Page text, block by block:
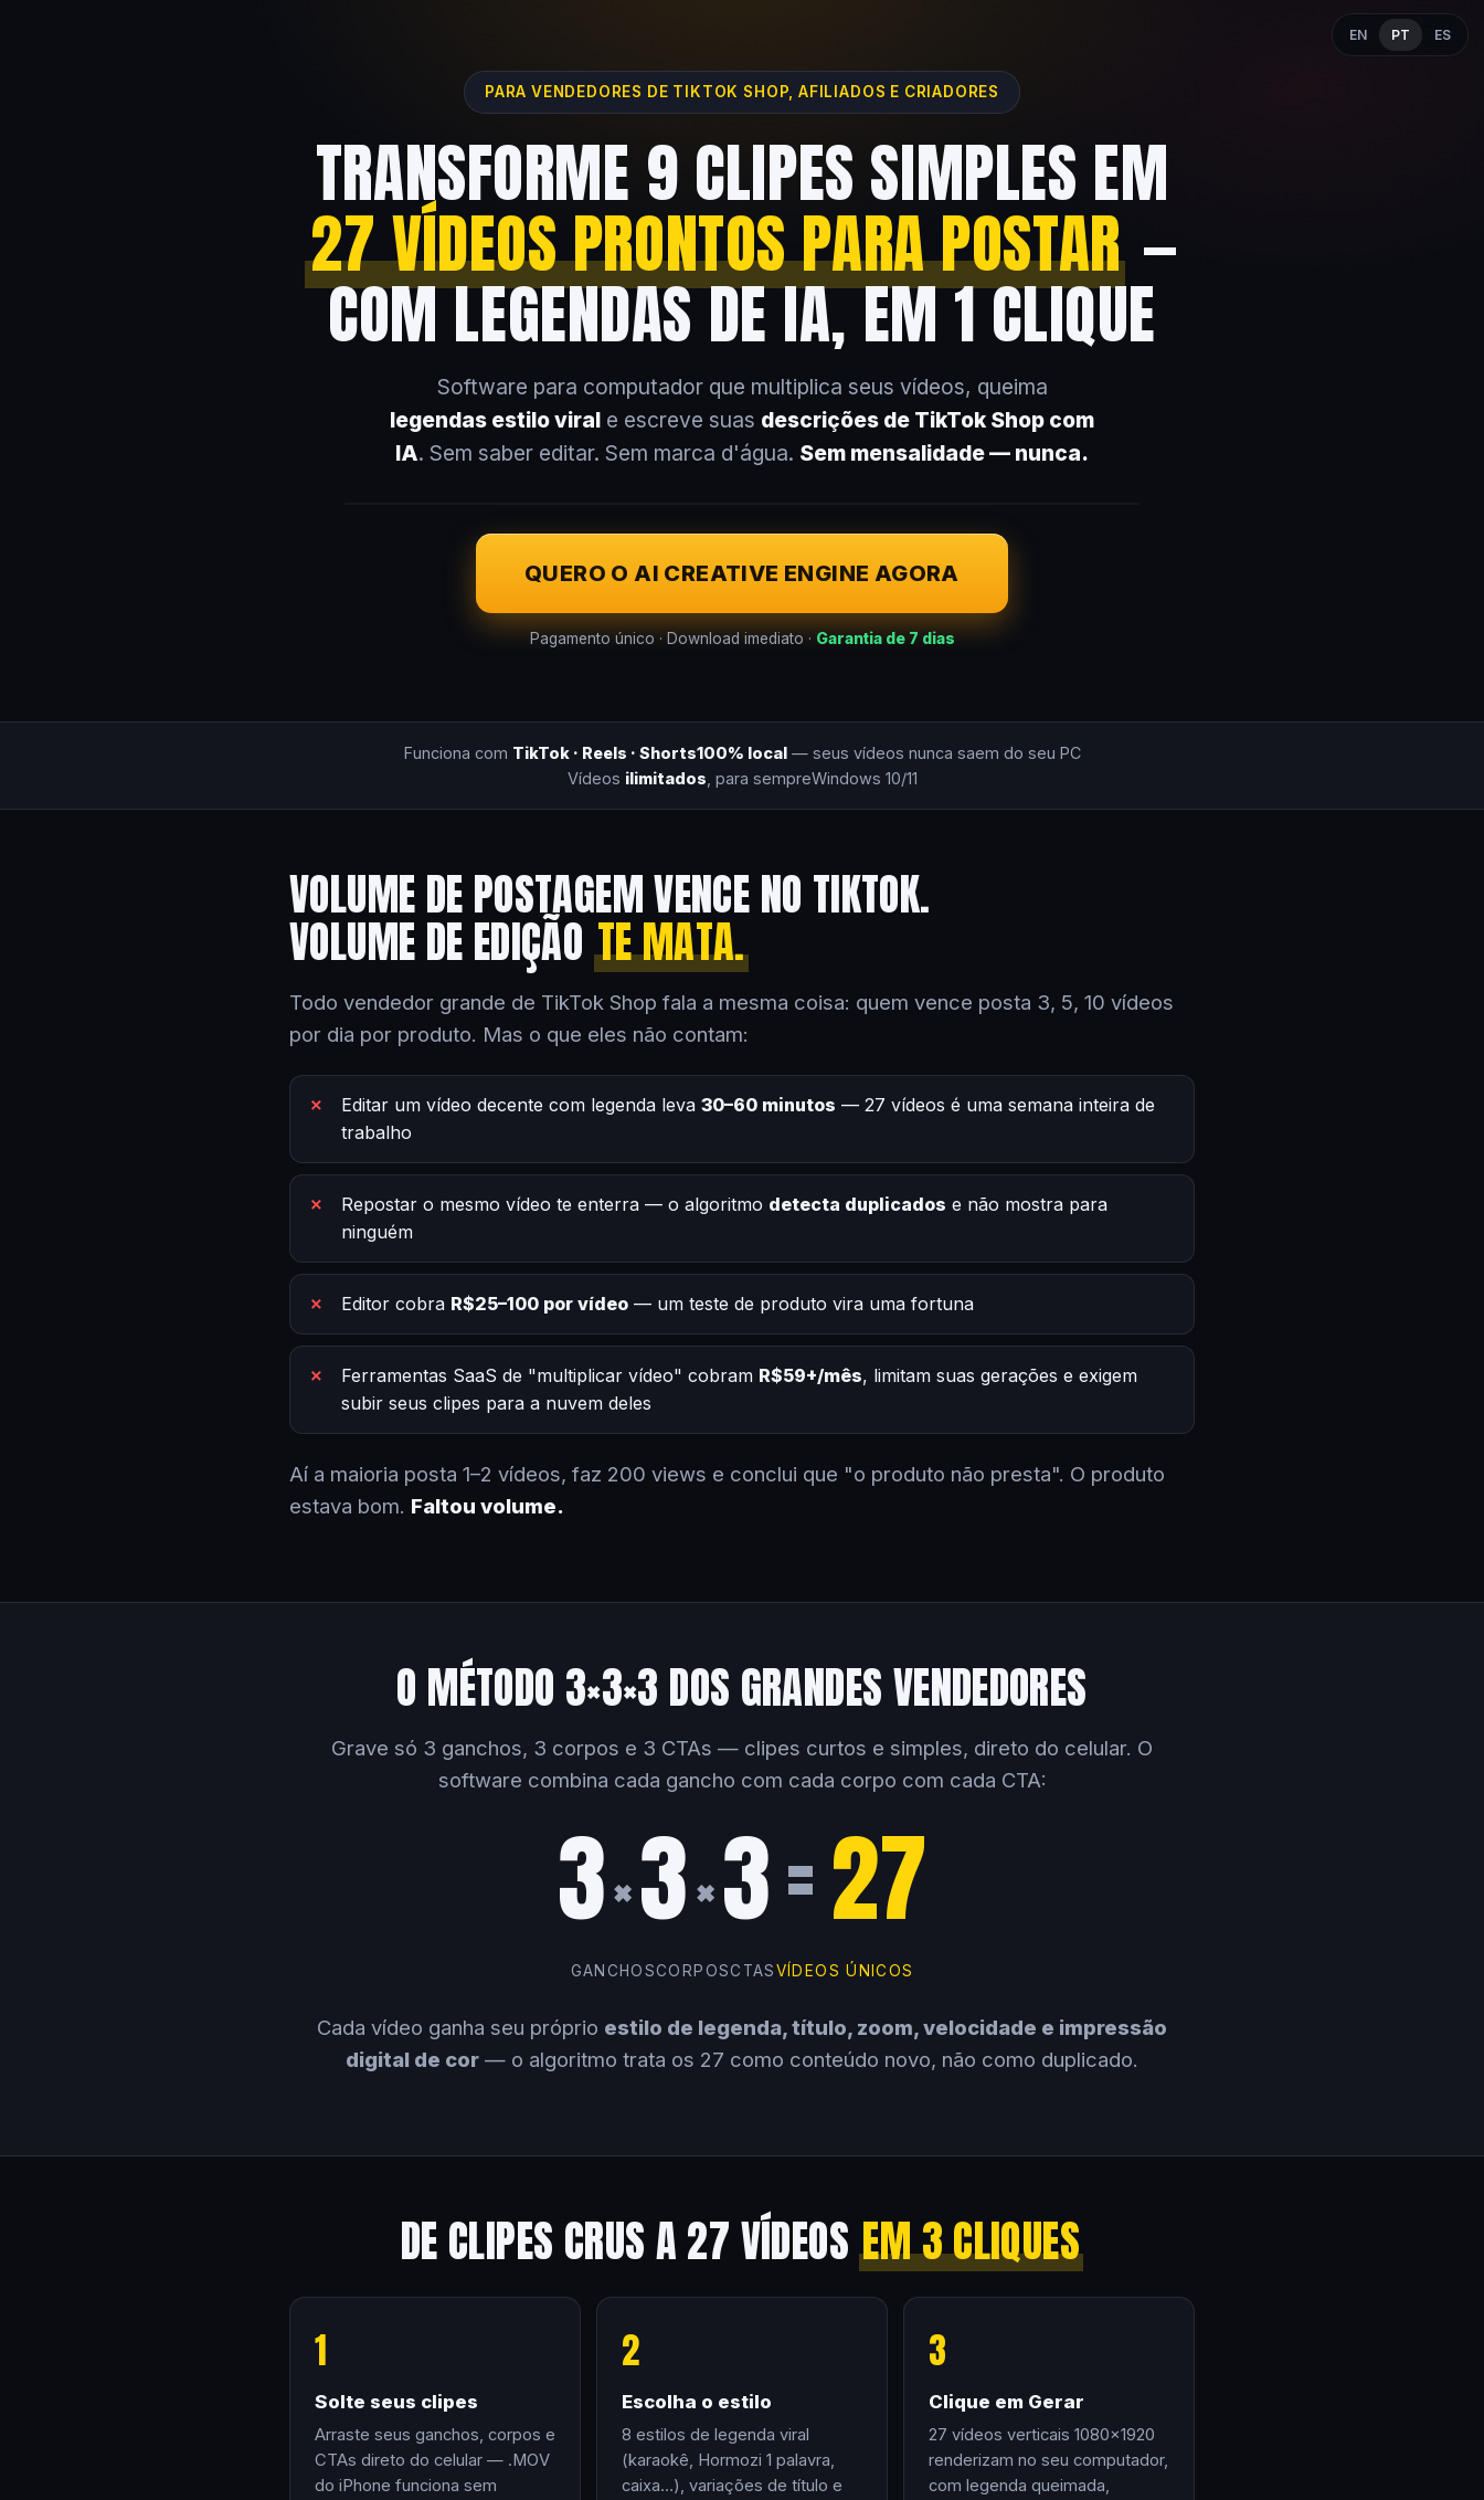
EN PT ES
PARA VENDEDORES DE TIKTOK SHOP, AFILIADOS E CRIADORES
TRANSFORME 9 CLIPES SIMPLES EM
27 VÍDEOS PRONTOS PARA POSTAR —
COM LEGENDAS DE IA, EM 1 CLIQUE
Software para computador que multiplica seus vídeos, queima
legendas estilo viral e escreve suas descrições de TikTok Shop com
IA. Sem saber editar. Sem marca d'água. Sem mensalidade — nunca.
QUERO O AI CREATIVE ENGINE AGORA
Pagamento único · Download imediato · Garantia de 7 dias
Funciona com TikTok · Reels · Shorts100% local— seus vídeos nunca saem do seu PC
Vídeos ilimitados , para sempreWindows 10/11
VOLUME DE POSTAGEM VENCE NO TIKTOK.
VOLUME DE EDIÇÃO TE MATA.
Todo vendedor grande de TikTok Shop fala a mesma coisa: quem vence posta 3, 5, 10 vídeos
por dia por produto. Mas o que eles não contam:
Editar um vídeo decente com legenda leva 30–60 minutos — 27 vídeos é uma semana inteira de
trabalho
Repostar o mesmo vídeo te enterra — o algoritmo detecta duplicados e não mostra para
ninguém
Editor cobra R$25–100 por vídeo — um teste de produto vira uma fortuna
Ferramentas SaaS de "multiplicar vídeo" cobram R$59+/mês, limitam suas gerações e exigem
subir seus clipes para a nuvem deles
Aí a maioria posta 1–2 vídeos, faz 200 views e conclui que "o produto não presta". O produto
estava bom. Faltou volume.
O MÉTODO 3×3×3 DOS GRANDES VENDEDORES
Grave só 3 ganchos, 3 corpos e 3 CTAs — clipes curtos e simples, direto do celular. O
software combina cada gancho com cada corpo com cada CTA:
3×3×3=27
GANCHOSCORPOSCTASVÍDEOS ÚNICOS
Cada vídeo ganha seu próprio estilo de legenda, título, zoom, velocidade e impressão
digital de cor — o algoritmo trata os 27 como conteúdo novo, não como duplicado.
DE CLIPES CRUS A 27 VÍDEOSEM 3 CLIQUES
1
Solte seus clipes
Arraste seus ganchos, corpos e
CTAs direto do celular — .MOV
do iPhone funciona sem
2
Escolha o estilo
8 estilos de legenda viral
(karaokê, Hormozi 1 palavra,
caixa…), variações de título e
3
Clique em Gerar
27 vídeos verticais 1080×1920
renderizam no seu computador,
com legenda queimada,